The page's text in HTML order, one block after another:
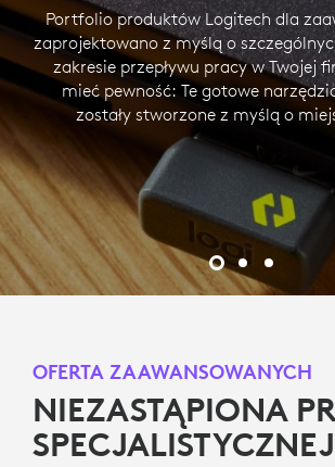
Portfolio produktów Logitech dla
zaprojektowano z myślą o
zakresie przepływu pracy w Twojej
mieć pewność: Te gotowe
zostały stworzone z myślą o
OFERTA ZAAWANSOWANYCH
NIEZASTĄPIONA